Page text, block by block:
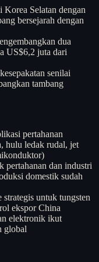
Selatan dengan
bersejarah dengan
dua
US$6,2 juta dari
senilai
tambang
pertahanan
hulu ledak rudal, jet
pertahanan dan industri
domestik sudah
untuk tungsten
ekspor China
elektronik ikut
global